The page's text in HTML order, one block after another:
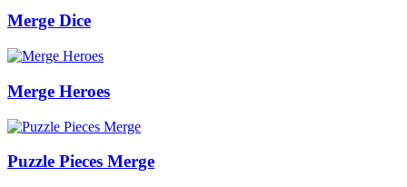
Merge Dice
Merge Heroes
Puzzle Pieces Merge